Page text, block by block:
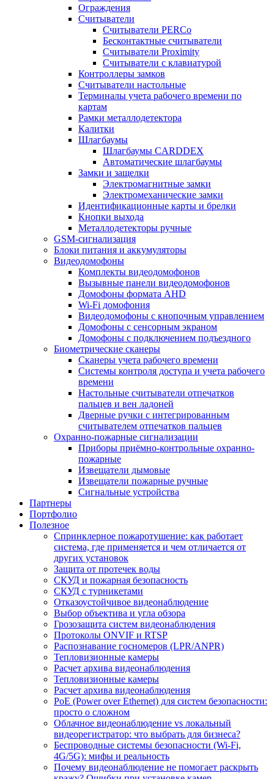
Ограждения
Считыватели
Считыватели PERCo
Бесконтактные считыватели
Считыватели Proximity
Считыватели с клавиатурой
Контроллеры замков
Считыватели настольные
Терминалы учета рабочего времени по
картам
Рамки металлодетектора
Калитки
Шлагбаумы
Шлагбаумы CARDDEX
Автоматические шлагбаумы
Замки и защелки
Электромагнитные замки
Электромеханические замки
Идентификационные карты и брелки
Кнопки выхода
Металлодетекторы ручные
GSM-сигнализация
Блоки питания и аккумуляторы
Видеодомофоны
Комплекты видеодомофонов
Вызывные панели видеодомофонов
Домофоны формата AHD
Wi-Fi домофония
Видеодомофоны с кнопочным управлением
Домофоны с сенсорным экраном
Домофоны с подключением подъездного
Биометрические сканеры
Сканеры учета рабочего времени
Системы контроля доступа и учета рабочего
времени
Настольные считыватели отпечатков
пальцев и вен ладоней
Дверные ручки с интегрированным
считывателем отпечатков пальцев
Охранно-пожарные сигнализации
Приборы приёмно-контрольные охранно-
пожарные
Извещатели дымовые
Извещатели пожарные ручные
Сигнальные устройства
Партнеры
Портфолио
Полезное
Спринклерное пожаротушение: как работает
система, где применяется и чем отличается от
других установок
Защита от протечек воды
СКУД и пожарная безопасность
СКУД с турникетами
Отказоустойчивое видеонаблюдение
Выбор объектива и угла обзора
Грозозащита систем видеонаблюдения
Протоколы ONVIF и RTSP
Распознавание госномеров (LPR/ANPR)
Тепловизионные камеры
Расчет архива видеонаблюдения
Тепловизионные камеры
Расчет архива видеонаблюдения
PoE (Power over Ethernet) для систем безопасности:
просто о сложном
Облачное видеонаблюдение vs локальный
видеорегистратор: что выбрать для бизнеса?
Беспроводные системы безопасности (Wi-Fi,
4G/5G): мифы и реальность
Почему видеонаблюдение не помогает раскрыть